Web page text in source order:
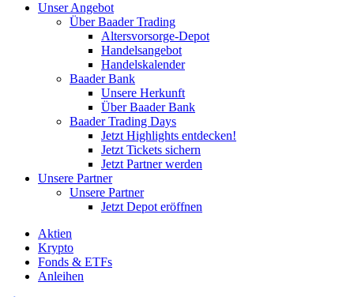
Unser Angebot
Über Baader Trading
Altersvorsorge-Depot
Handelsangebot
Handelskalender
Baader Bank
Unsere Herkunft
Über Baader Bank
Baader Trading Days
Jetzt Highlights entdecken!
Jetzt Tickets sichern
Jetzt Partner werden
Unsere Partner
Unsere Partner
Jetzt Depot eröffnen
Aktien
Krypto
Fonds & ETFs
Anleihen